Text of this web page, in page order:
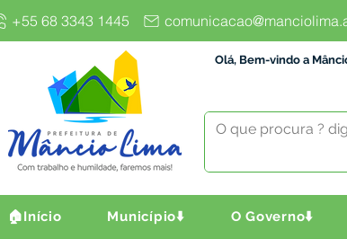
+55 68 3343 1445
Olá, Bem-vindo a
🏠Início Município⬇️ O Governo⬇️